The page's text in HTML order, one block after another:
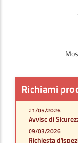
Richiami
21/05/2026
Avviso di
09/03/2026
Richiesta